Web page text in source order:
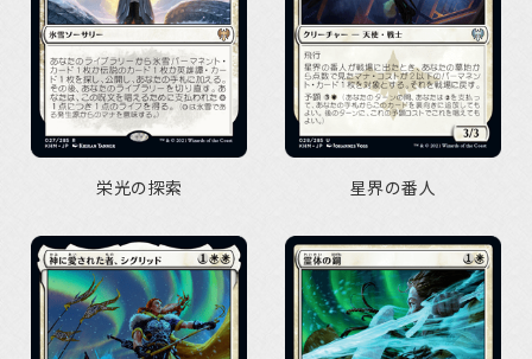
栄光の探索 星界の番人